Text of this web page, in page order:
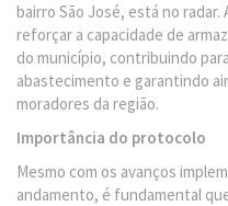
bairro São José, está no
reforçar a capacidade de
do município, contribuindo
abastecimento e garantindo
moradores da região.
Importância do protocolo
Mesmo com os avanços
andamento, é fundamental